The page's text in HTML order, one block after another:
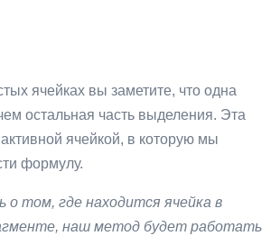
ячейках вы заметите, что одна
остальная часть выделения. Эта
ячейкой, в которую мы
формулу.
о том, где находится ячейка в
наш метод будет работать